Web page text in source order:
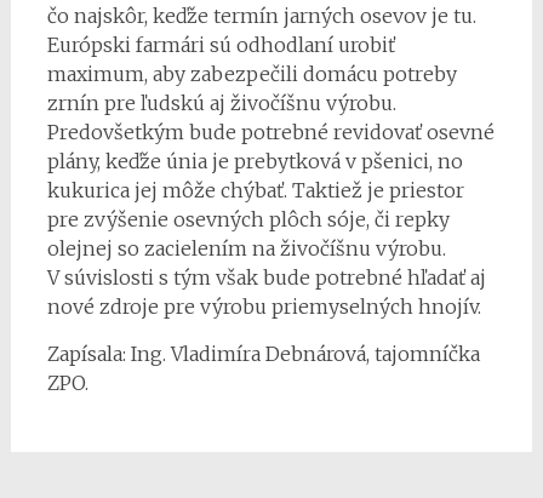
čo najskôr, keďže termín jarných osevov je tu.
Európski farmári sú odhodlaní urobiť
maximum, aby zabezpečili domácu potreby
zrnín pre ľudskú aj živočíšnu výrobu.
Predovšetkým bude potrebné revidovať osevné
plány, keďže únia je prebytková v pšenici, no
kukurica jej môže chýbať. Taktiež je priestor
pre zvýšenie osevných plôch sóje, či repky
olejnej so zacielením na živočíšnu výrobu.
V súvislosti s tým však bude potrebné hľadať aj
nové zdroje pre výrobu priemyselných hnojív.
Zapísala: Ing. Vladimíra Debnárová, tajomníčka
ZPO.